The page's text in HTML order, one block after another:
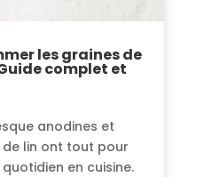
les graines de
complet et
anodines et
lin ont tout pour
en cuisine.